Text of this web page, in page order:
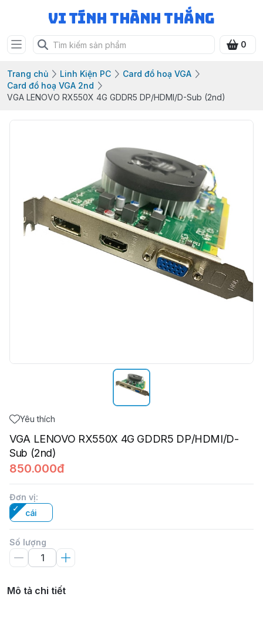
Vi Tính Thành Thắng
0
Trang chủ Linh Kiện PC
Card đồ hoạ VGA
Card đồ hoạ VGA 2nd
VGA LENOVO RX550X 4G GDDR5 DP/HDMI/D-Sub (2nd)
Yêu thích
VGA LENOVO RX550X 4G GDDR5 DP/HDMI/D-
Sub (2nd)
850.000đ
Đơn vị:
cái
Số lượng
Mô tả chi tiết